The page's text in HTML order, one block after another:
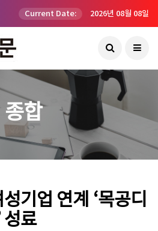
Current Date: 2026년 08월 08일
종합
기업 연계 ‘목공디
성료